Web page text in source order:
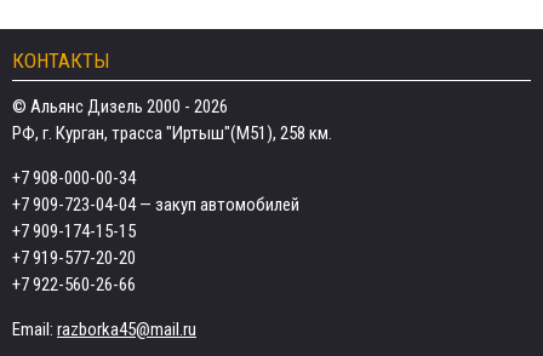
КОНТАКТЫ
© Альянс Дизель 2000 - 2026
РФ, г. Курган, трасса "Иртыш"(М51), 258 км.
+7 908-000-00-34
+7 909-723-04-04— закуп автомобилей
+7 909-174-15-15
+7 919-577-20-20
+7 922-560-26-66
Email: razborka45@mail.ru